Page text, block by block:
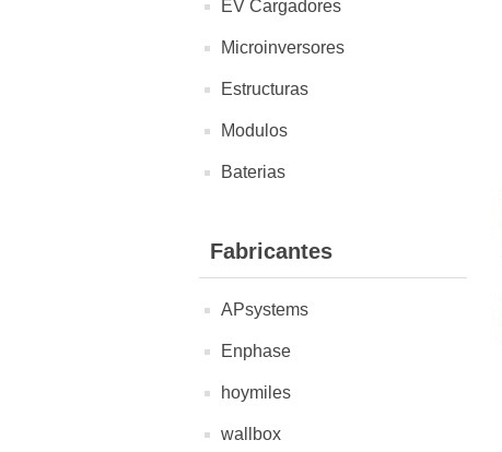
EV Cargadores
Microinversores
Estructuras
Modulos
Baterias
Fabricantes
APsystems
Enphase
hoymiles
wallbox